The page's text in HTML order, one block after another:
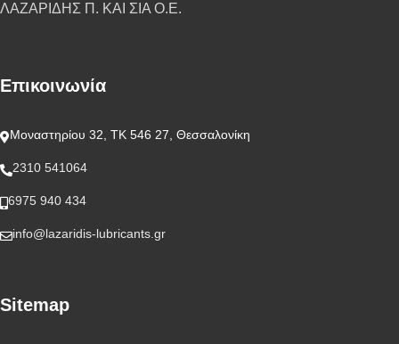
ΛΑΖΑΡΙΔΗΣ Π. ΚΑΙ ΣΙΑ Ο.Ε.
Επικοινωνία
Μοναστηρίου 32, ΤΚ 546 27, Θεσσαλονίκη
2310 541064
6975 940 434
info@lazaridis-lubricants.gr
Sitemap